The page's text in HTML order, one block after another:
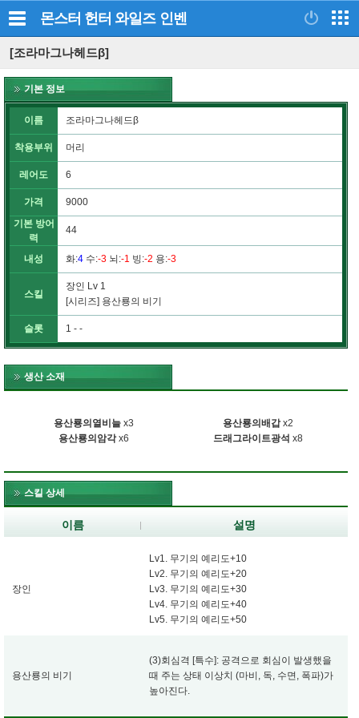
몬스터 헌터 와일즈 인벤
[조라마그나헤드β]
기본 정보
이름 조라마그나헤드β
착용부위 머리
레어도 6
가격
9000
기본 방어
력
44
내성 화:4 수:-3 뇌 :-1 빙:-2 용:-3
스킬
장인 Lv 1
[시리즈] 용산룡의 비기
슬롯 1 - -
생산 소재
용산룡의열비늘 x3 용산룡의배갑x2
용산룡의암각x6 드래그라이트광석 x8
스킬 상세
이름 설명
장인
Lv1. 무기의 예리도+10
Lv2. 무기의 예리도+20
Lv3. 무기의 예리도+30
Lv4. 무기의 예리도+40
Lv5. 무기의 예리도+50
용산룡의 비기
(3)회심격 [특수]: 공격으로 회심이 발생했을
때 주는 상태 이상치 (마비, 독, 수면, 폭파)가
높아진다.